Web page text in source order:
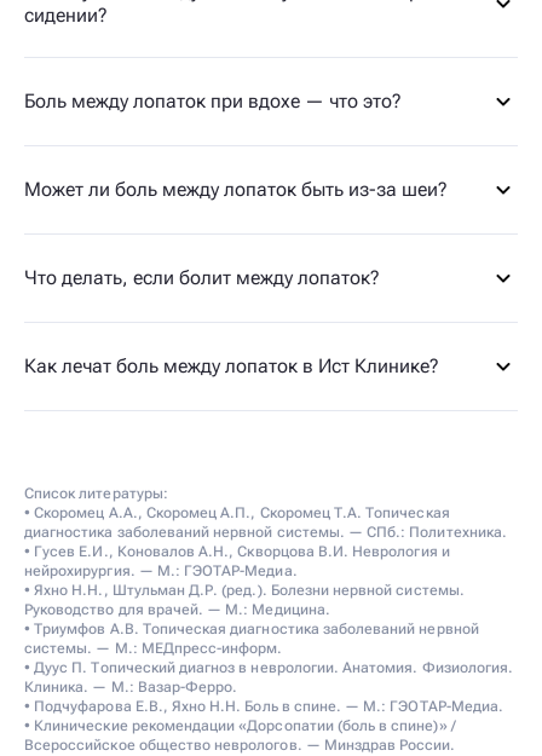
сидении?
Боль между лопаток при вдохе — что это?
Может ли боль между лопаток быть из-за шеи?
Что делать, если болит между лопаток?
Как лечат боль между лопаток в Ист Клинике?
Список литературы:
• Скоромец А.А., Скоромец А.П., Скоромец Т.А. Топическая
диагностика заболеваний нервной системы. — СПб.: Политехника.
• Гусев Е.И., Коновалов А.Н., Скворцова В.И. Неврология и
нейрохирургия. — М.: ГЭОТАР-Медиа.
• Яхно Н.Н., Штульман Д.Р. (ред.). Болезни нервной системы.
Руководство для врачей. — М.: Медицина.
• Триумфов А.В. Топическая диагностика заболеваний нервной
системы. — М.: МЕДпресс-информ.
• Дуус П. Топический диагноз в неврологии. Анатомия. Физиология.
Клиника. — М.: Вазар-Ферро.
• Подчуфарова Е.В., Яхно Н.Н. Боль в спине. — М.: ГЭОТАР-Медиа.
• Клинические рекомендации «Дорсопатии (боль в спине)» /
Всероссийское общество неврологов. — Минздрав России.